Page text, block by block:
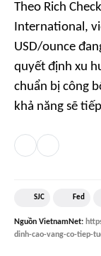
Theo Rich
International,
USD/ounce
quyết định xu
chuẩn bị công
khả năng sẽ
SJC Fed
Nguồn VietnamNet:
dinh-cao-vang-co-tiep-